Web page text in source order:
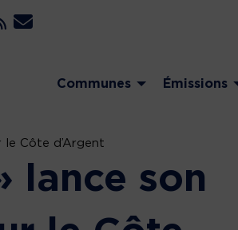
Communes Émissions
le Côte d’Argent
lance son